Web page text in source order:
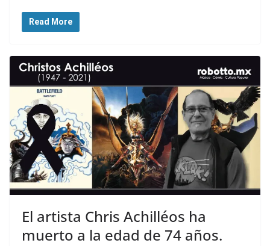
Read More
El artista Chris Achilléos ha
muerto a la edad de 74 años.